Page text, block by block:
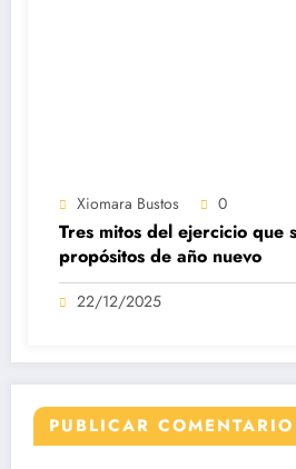
Xiomara Bustos 0
Tres mitos del ejercicio que
propósitos de año nuevo
22/12/2025
PUBLICAR COMENTARIO